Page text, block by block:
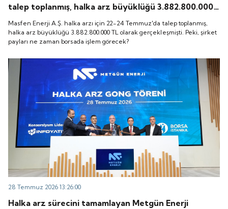
talep toplanmış, halka arz büyüklüğü 3.882.800.000
TL olarak gerçekleşmişti. Peki, şirket payları ne
zaman borsada işlem görecek?
Masfen Enerji A.Ş. halka arzı için 22-24 Temmuz'da talep toplanmış,
halka arz büyüklüğü 3.882.800.000 TL olarak gerçekleşmişti. Peki, şirket
payları ne zaman borsada işlem görecek?
28 Temmuz 2026 13:26:00
Halka arz sürecini tamamlayan Metgün Enerji